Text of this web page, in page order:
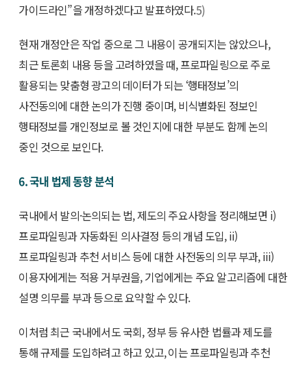
가이드라인”을 개정하겠다고 발표하였다.5)
현재 개정안은 작업 중으로 그 내용이 공개되지는 않았으나,
최근 토론회 내용 등을 고려하였을 때, 프로파일링으로 주로
활용되는 맞춤형 광고의 데이터가 되는 ‘행태정보’의
사전동의에 대한 논의가 진행 중이며, 비식별화된 정보인
행태정보를 개인정보로 볼 것인지에 대한 부분도 함께 논의
중인 것으로 보인다.
6. 국내 법제 동향 분석
국내에서 발의·논의되는 법, 제도의 주요사항을 정리해보면 i)
프로파일링과 자동화된 의사결정 등의 개념 도입, ii)
프로파일링과 추천 서비스 등에 대한 사전동의 의무 부과, iii)
이용자에게는 적용 거부권을, 기업에게는 주요 알고리즘에 대한
설명 의무를 부과 등으로 요약할 수 있다.
이처럼 최근 국내에서도 국회, 정부 등 유사한 법률과 제도를
통해 규제를 도입하려고 하고 있고, 이는 프로파일링과 추천